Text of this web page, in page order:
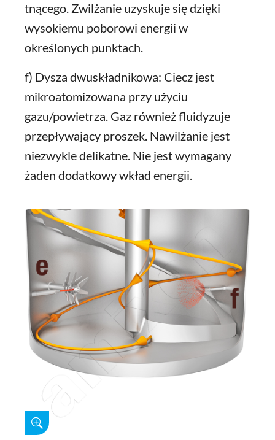
tnącego. Zwilżanie uzyskuje się dzięki
wysokiemu poborowi energii w
określonych punktach.
f) Dysza dwuskładnikowa: Ciecz jest
mikroatomizowana przy użyciu
gazu/powietrza. Gaz również fluidyzuje
przepływający proszek. Nawilżanie jest
niezwykle delikatne. Nie jest wymagany
żaden dodatkowy wkład energii.